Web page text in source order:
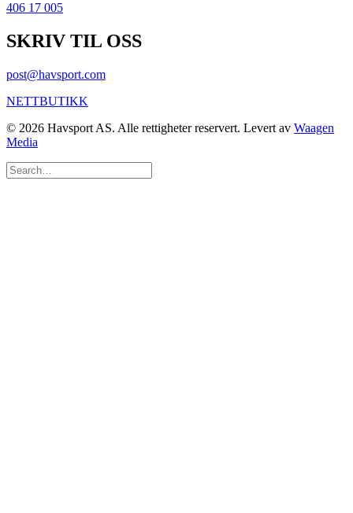
406 17 005
SKRIV TIL OSS
post@havsport.com
NETTBUTIKK
© 2026 Havsport AS. Alle rettigheter reservert. Levert av Waagen
Media